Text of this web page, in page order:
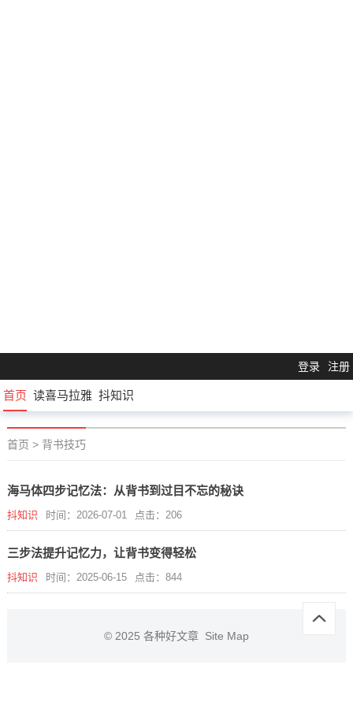
登录 注册
首页 读喜马拉雅 抖知识
首页 > 背书技巧
海马体四步记忆法：从背书到过目不忘的秘诀
抖知识 时间：2026-07-01 点击：206
三步法提升记忆力，让背书变得轻松
抖知识 时间：2025-06-15 点击：844
© 2025 各种好文章 Site Map